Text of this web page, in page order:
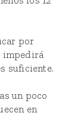
por
impedirá
suficiente.
un poco
en